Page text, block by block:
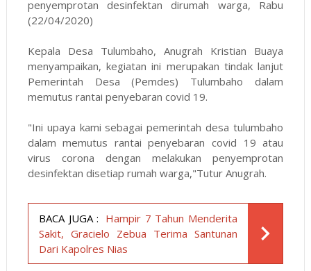
penyemprotan desinfektan dirumah warga, Rabu
(22/04/2020)
Kepala Desa Tulumbaho, Anugrah Kristian Buaya
menyampaikan, kegiatan ini merupakan tindak lanjut
Pemerintah Desa (Pemdes) Tulumbaho dalam
memutus rantai penyebaran covid 19.
"Ini upaya kami sebagai pemerintah desa tulumbaho
dalam memutus rantai penyebaran covid 19 atau
virus corona dengan melakukan penyemprotan
desinfektan disetiap rumah warga,"Tutur Anugrah.
BACA JUGA : Hampir 7 Tahun Menderita
Sakit, Gracielo Zebua Terima Santunan
Dari Kapolres Nias